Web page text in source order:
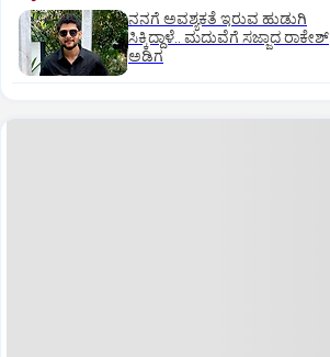
ನನಗೆ ಅವಶ್ಯಕತೆ ಇರುವ ಹುಡುಗಿ
ಸಿಕ್ಕಿದ್ದಾಳೆ.. ಮದುವೆಗೆ ಸಜ್ಜಾದ ರಾಕೇಶ್
ಅಡಿಗ